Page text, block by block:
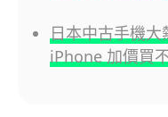
日本中古手機大
iPhone 加價買